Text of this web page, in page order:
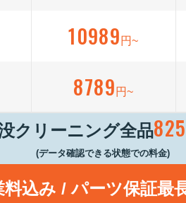
10989 円~
8789 円~
クリーニング全品
(データ確認できる状態での料金)
料込み / パーツ保証最